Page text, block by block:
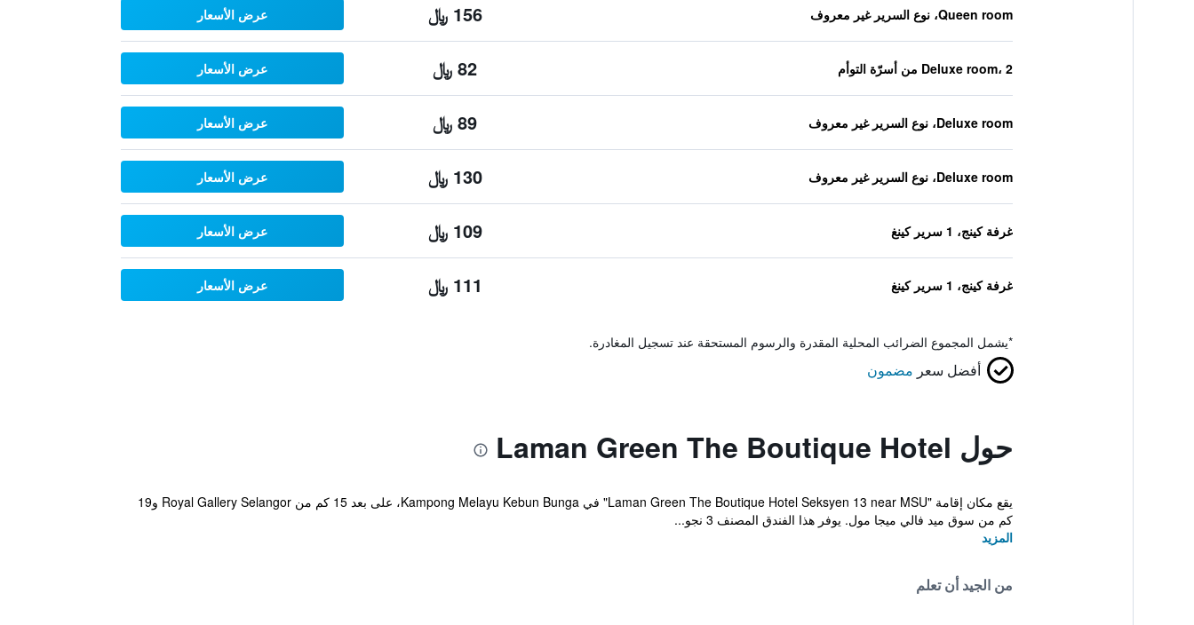
Queen room، نوع السرير غير معروف 156 ﷼ عرض الأسعار
Deluxe room، 2 من أسرّة التوأم 82 ﷼ عرض الأسعار
Deluxe room، نوع السرير غير معروف 89 ﷼ عرض الأسعار
Deluxe room، نوع السرير غير معروف 130 ﷼ عرض الأسعار
غرفة كينج، 1 سرير كينغ 109 ﷼ عرض الأسعار
غرفة كينج، 1 سرير كينغ 111 ﷼ عرض الأسعار
*يشمل المجموع الضرائب المحلية المقدرة والرسوم المستحقة عند تسجيل المغادرة.
أفضل سعر مضمون
حول Laman Green The Boutique Hotel
يقع مكان إقامة "Laman Green The Boutique Hotel Seksyen 13 near MSU" في Kampong Melayu Kebun Bunga، على بعد 15 كم من Royal Gallery Selangor و19
كم من سوق ميد فالي ميجا مول. يوفر هذا الفندق المصنف 3 نجو...
المزيد
من الجيد أن تعلم